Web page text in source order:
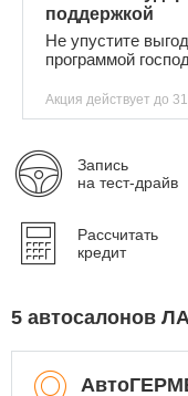
поддержкой
Не упустите
программой
Акция действует до
Запись
на тест-драйв
Рассчитать
кредит
5 автосалонов